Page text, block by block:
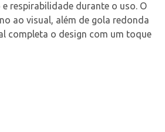
respirabilidade durante o uso. O
ao visual, além de gola redonda
completa o design com um toque